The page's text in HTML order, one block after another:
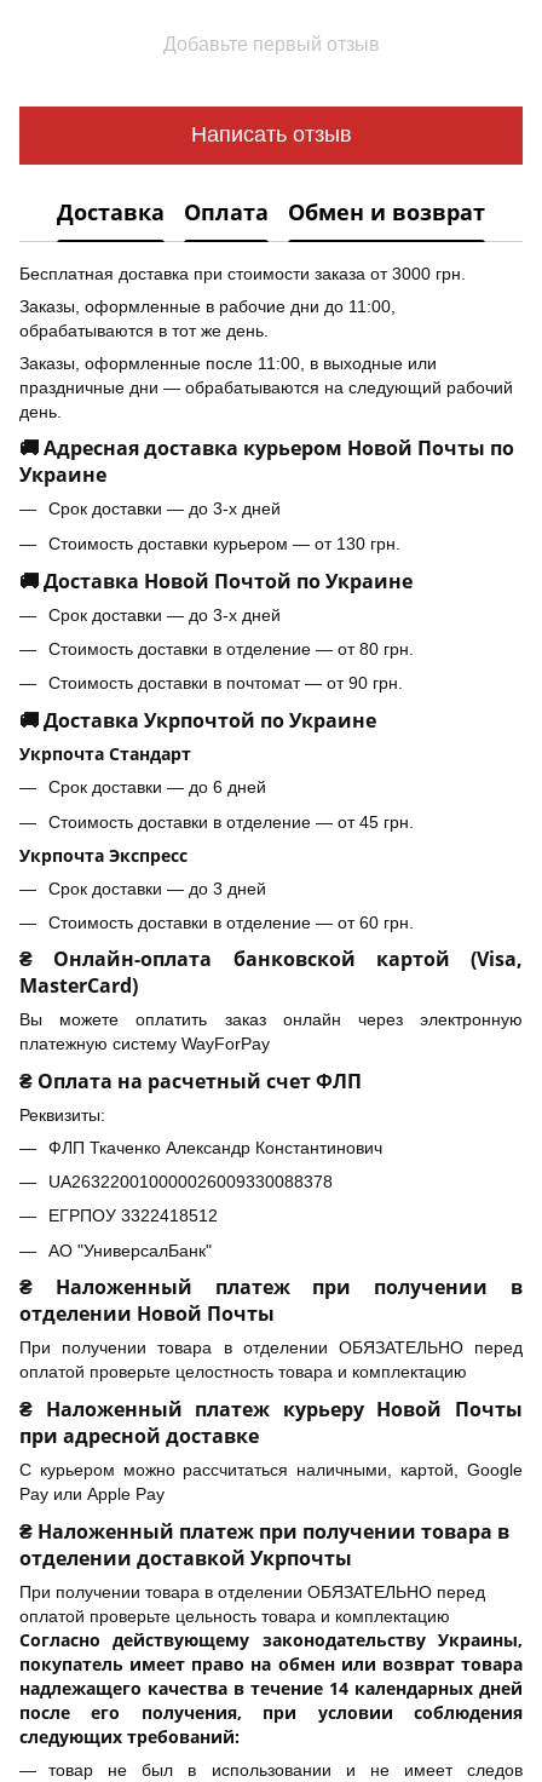
Добавьте первый отзыв
Написать отзыв
Доставка Оплата Обмен и возврат
Бесплатная доставка при стоимости заказа от 3000 грн.
Заказы, оформленные в рабочие дни до 11:00,
обрабатываются в тот же день.
Заказы, оформленные после 11:00, в выходные или
праздничные дни — обрабатываются на следующий рабочий
день.
🚚 Адресная доставка курьером Новой Почты по
Украине
Срок доставки — до 3-х дней
Стоимость доставки курьером — от 130 грн.
🚚 Доставка Новой Почтой по Украине
Срок доставки — до 3-х дней
Стоимость доставки в отделение — от 80 грн.
Стоимость доставки в почтомат — от 90 грн.
🚚 Доставка Укрпочтой по Украине
Укрпочта Стандарт
Срок доставки — до 6 дней
Стоимость доставки в отделение — от 45 грн.
Укрпочта Экспресс
Срок доставки — до 3 дней
Стоимость доставки в отделение — от 60 грн.
₴ Онлайн-оплата банковской картой (Visa,
MasterCard)
Вы можете оплатить заказ онлайн через электронную
платежную систему WayForPay
₴ Оплата на расчетный счет ФЛП
Реквизиты:
ФЛП Ткаченко Александр Константинович
UA263220010000026009330088378
ЕГРПОУ 3322418512
АО "УниверсалБанк"
₴ Наложенный платеж при получении в
отделении Новой Почты
При получении товара в отделении ОБЯЗАТЕЛЬНО перед
оплатой проверьте целостность товара и комплектацию
₴ Наложенный платеж курьеру Новой Почты
при адресной доставке
С курьером можно рассчитаться наличными, картой, Google
Pay или Apple Pay
₴ Наложенный платеж при получении товара в
отделении доставкой Укрпочты
При получении товара в отделении ОБЯЗАТЕЛЬНО перед
оплатой проверьте цельность товара и комплектацию
Согласно действующему законодательству Украины,
покупатель имеет право на обмен или возврат товара
надлежащего качества в течение 14 календарных дней
после его получения, при условии соблюдения
следующих требований:
товар не был в использовании и не имеет следов